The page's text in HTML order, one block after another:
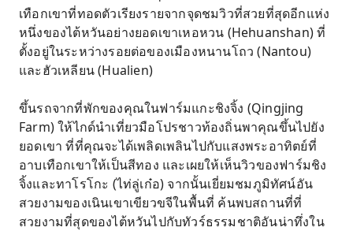
เทือกเขาที่ทอดตัวเรียงรายจากจุดชมวิวที่สวยที่สุดอีกแห่ง
หนึ่งของไต้หวันอย่างยอดเขาเหอหวน (Hehuanshan) ที่
ตั้งอยู่ในระหว่างรอยต่อของเมืองหนานโถว (Nantou)
และฮัวเหลียน (Hualien)
ขึ้นรถจากที่พักของคุณในฟาร์มแกะชิงจิ้ง (Qingjing
Farm) ให้ไกด์นำเที่ยวมือโปรชาวท้องถิ่นพาคุณขึ้นไปยัง
ยอดเขา ที่ที่คุณจะได้เพลิดเพลินไปกับแสงพระอาทิตย์ที่
อาบเทือกเขาให้เป็นสีทอง และเผยให้เห็นวิวของฟาร์มชิง
จิ้งและทาโรโกะ (ไท่ลู่เก๋อ) จากนั้นเยี่ยมชมภูมิทัศน์อัน
สวยงามของเนินเขาเขียวขจีในพื้นที่ ค้นพบสถานที่ที่
สวยงามที่สุดของไต้หวันไปกับทัวร์ธรรมชาติอันน่าทึ่งใน